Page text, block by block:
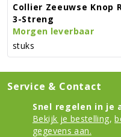
Collier Zeeuwse Knop
3-Streng
Morgen leverbaar
stuks
Service & Contact
Snel regelen in je
Bekijk je bestelling,
gegevens aan.